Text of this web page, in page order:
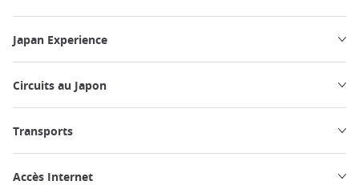
Japan Experience
Circuits au Japon
Transports
Accès Internet